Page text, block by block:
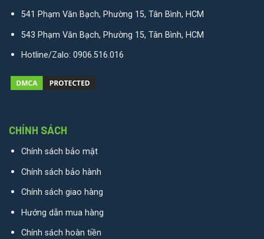
541 Phạm Văn Bạch, Phường 15, Tân Bình, HCM
543 Phạm Văn Bạch, Phường 15, Tân Bình, HCM
Hotline/Zalo: 0906.516.016
CHÍNH SÁCH
Chính sách bảo mật
Chính sách bảo hành
Chính sách giao hàng
Hướng dẫn mua hàng
Chính sách hoàn tiền